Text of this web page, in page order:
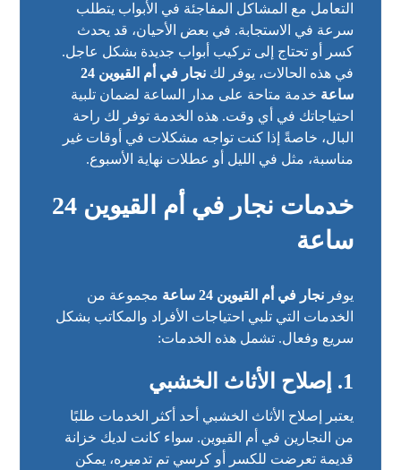
التعامل مع المشاكل المفاجئة في الأبواب يتطلب
سرعة في الاستجابة. في بعض الأحيان، قد يحدث
كسر أو تحتاج إلى تركيب أبواب جديدة بشكل عاجل.
في هذه الحالات، يوفر لك
نجار في أم القيوين 24
ساعة خدمة متاحة على مدار الساعة لضمان تلبية
احتياجاتك في أي وقت. هذه الخدمة توفر لك راحة
البال، خاصةً إذا كنت تواجه مشكلات في أوقات غير
مناسبة، مثل في الليل أو عطلات نهاية الأسبوع.
خدمات نجار في أم القيوين 24
ساعة
يوفرنجار في أم القيوين 24 ساعة
مجموعة من
الخدمات التي تلبي احتياجات الأفراد والمكاتب بشكل
سريع وفعال. تشمل هذه الخدمات:
1. إصلاح الأثاث الخشبي
يعتبر إصلاح الأثاث الخشبي أحد أكثر الخدمات طلبًا
من النجارين في أم القيوين. سواء كانت لديك خزانة
قديمة تعرضت للكسر أو كرسي تم تدميره، يمكن